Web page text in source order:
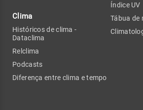
Clima
Históricos de clima -
Dataclima
Relclima
Podcasts
Diferença entre clima e tempo
Índice UV
Tábua de